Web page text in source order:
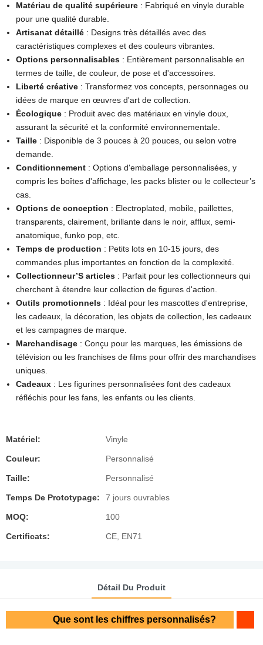
Matériau de qualité supérieure : Fabriqué en vinyle durable
pour une qualité durable.
Artisanat détaillé : Designs très détaillés avec des
caractéristiques complexes et des couleurs vibrantes.
Options personnalisables : Entièrement personnalisable en
termes de taille, de couleur, de pose et d'accessoires.
Liberté créative : Transformez vos concepts, personnages ou
idées de marque en œuvres d'art de collection.
Écologique : Produit avec des matériaux en vinyle doux,
assurant la sécurité et la conformité environnementale.
Taille : Disponible de 3 pouces à 20 pouces, ou selon votre
demande.
Conditionnement : Options d'emballage personnalisées, y
compris les boîtes d'affichage, les packs blister ou le collecteur’s
cas.
Options de conception : Electroplated, mobile, paillettes,
transparents, clairement, brillante dans le noir, afflux, semi-
anatomique, funko pop, etc.
Temps de production : Petits lots en 10-15 jours, des
commandes plus importantes en fonction de la complexité.
Collectionneur’S articles : Parfait pour les collectionneurs qui
cherchent à étendre leur collection de figures d'action.
Outils promotionnels : Idéal pour les mascottes d'entreprise,
les cadeaux, la décoration, les objets de collection, les cadeaux
et les campagnes de marque.
Marchandisage : Conçu pour les marques, les émissions de
télévision ou les franchises de films pour offrir des marchandises
uniques.
Cadeaux : Les figurines personnalisées font des cadeaux
réfléchis pour les fans, les enfants ou les clients.
Matériel: Vinyle
Couleur: Personnalisé
Taille: Personnalisé
Temps De Prototypage: 7 jours ouvrables
MOQ: 100
Certificats: CE, EN71
Détail Du Produit
Que sont les chiffres personnalisés?